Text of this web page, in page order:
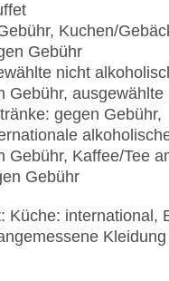
Kuchen/
Gebühr
nicht
Gebühr, ausgewählte
gegen Gebühr,
Gebühr, Kaffee/Tee
Gebühr
Küche: international,
Kleidung